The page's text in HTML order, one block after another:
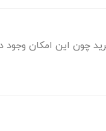
چون این امکان وجود